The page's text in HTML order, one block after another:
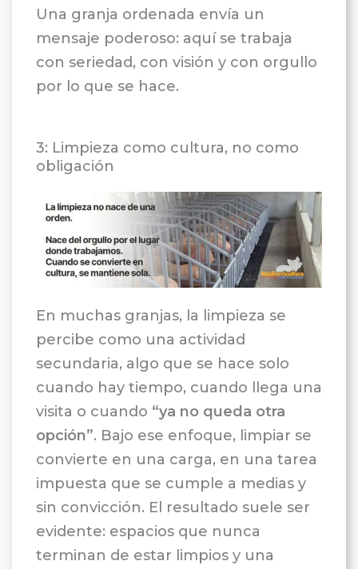
Una granja ordenada envía un
mensaje poderoso: aquí se trabaja
con seriedad, con visión y con orgullo
por lo que se hace.
3: Limpieza como cultura, no como
obligación
En muchas granjas, la limpieza se
percibe como una actividad
secundaria, algo que se hace solo
cuando hay tiempo, cuando llega una
visita o cuando “ya no queda otra
opción”. Bajo ese enfoque, limpiar se
convierte en una carga, en una tarea
impuesta que se cumple a medias y
sin convicción. El resultado suele ser
evidente: espacios que nunca
terminan de estar limpios y una